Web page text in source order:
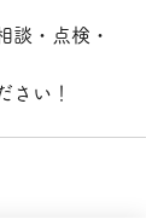
談・点検・
さい！